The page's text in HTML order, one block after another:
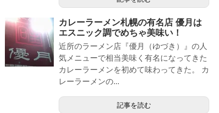
カレーラーメン札幌の有名店 優月は
エスニック調でめちゃ美味い！
近所のラーメン店『優月（ゆづき）』の人
気メニューで相当美味く有名になってきた
カレーラーメンを初めて味わってきた。 カ
レーラーメンの...
記事を読む